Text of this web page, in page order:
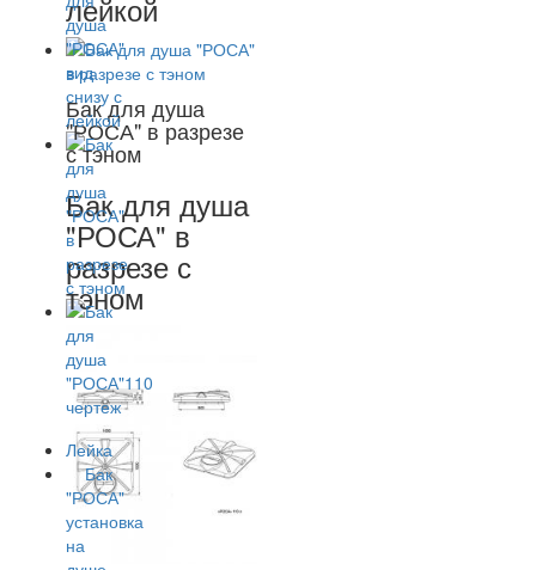
лейкой
Бак для душа
"РОСА" в разрезе
с тэном
Бак для душа
"РОСА" в
разрезе с
тэном